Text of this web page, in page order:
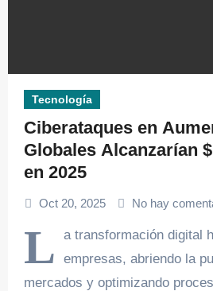
Tecnología
Ciberataques en
Globales Alcanzarían
en 2025
Oct 20, 2025 No hay
L
a transformación digital
empresas, abriendo la
mercados y optimizando